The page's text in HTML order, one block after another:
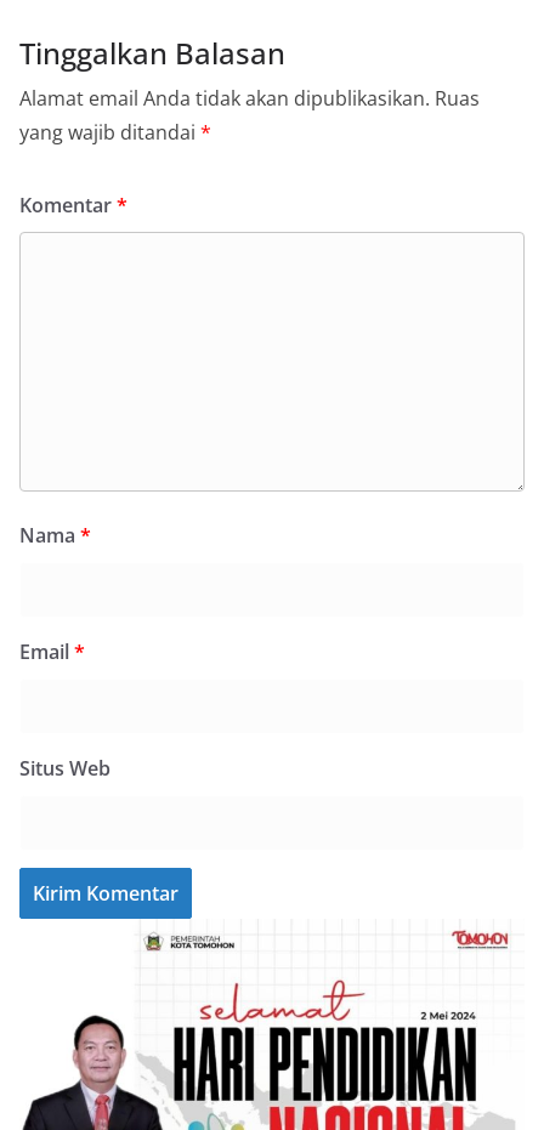
Tinggalkan Balasan
Alamat email Anda tidak akan dipublikasikan. Ruas
yang wajib ditandai *
Komentar*
Nama *
Email*
Situs Web